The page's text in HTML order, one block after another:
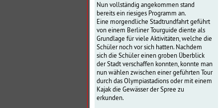
Nun vollständig angekommen stand
bereits ein riesiges Programm an.
Eine morgendliche Stadtrundfahrt geführt
von einem Berliner Tourguide diente als
Grundlage für viele Aktivitäten, welche die
Schüler noch vor sich hatten. Nachdem
sich die Schüler einen groben Überblick
der Stadt verschaffen konnten, konnte man
nun wählen zwischen einer geführten Tour
durch das Olympiastadions oder mit einem
Kajak die Gewässer der Spree zu
erkunden.